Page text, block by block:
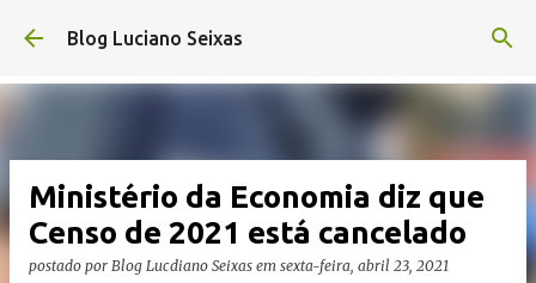
Pular para o conteúdo principal
Blog Luciano Seixas
Ministério da Economia diz que
Censo de 2021 está cancelado
postado por Blog Lucdiano Seixas em sexta-feira, abril 23, 2021